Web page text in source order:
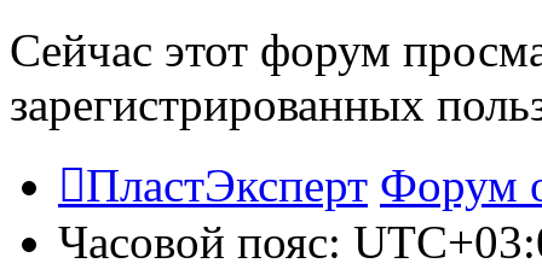
Сейчас этот форум
зарегистрированных
ПластЭксперт Форум
Часовой пояс: